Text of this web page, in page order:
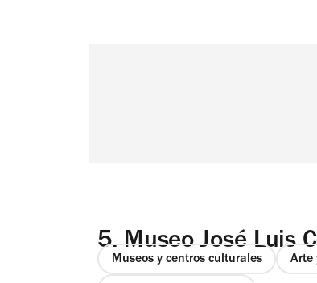
5. Museo José Luis
Museos y centros culturales Arte